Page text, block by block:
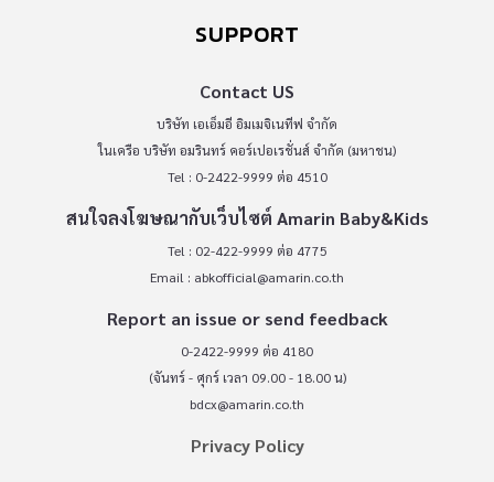
SUPPORT
Contact US
บริษัท เอเอ็มอี อิมเมจิเนทีฟ จำกัด
ในเครือ บริษัท อมรินทร์ คอร์เปอเรชั่นส์ จำกัด (มหาชน)
Tel : 0-2422-9999 ต่อ 4510
สนใจลงโฆษณากับเว็บไซต์ Amarin Baby&Kids
Tel : 02-422-9999 ต่อ 4775
Email : abkofficial@amarin.co.th
Report an issue or send feedback
0-2422-9999 ต่อ 4180
(จันทร์ - ศุกร์ เวลา 09.00 - 18.00 น)
bdcx@amarin.co.th
Privacy Policy